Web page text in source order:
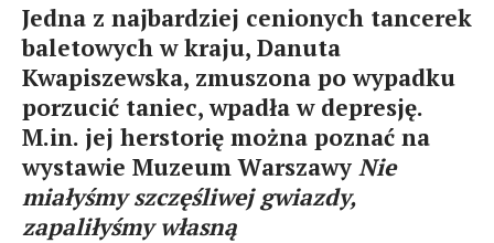
Jedna z najbardziej cenionych tancerek
baletowych w kraju, Danuta
Kwapiszewska, zmuszona po wypadku
porzucić taniec, wpadła w depresję.
M.in. jej herstorię można poznać na
wystawie Muzeum Warszawy Nie
miałyśmy szczęśliwej gwiazdy,
zapaliłyśmy własną